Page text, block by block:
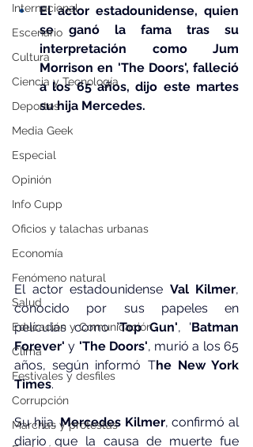
Internacional
Escenario
Cultura
Ciencia y Tecnología
Deportes
Media Geek
Especial
Opinión
Info Cupp
Oficios y talachas urbanas
Economía
Fenómeno natural
Salud
Educación y Comunicación
Clima
Festivales y desfiles
Corrupción
Marchas y protestas
El actor estadounidense, quien
se ganó la fama tras su
interpretación como Jum
Morrison en 'The Doors', falleció
a los 65 años, dijo este martes
su hija Mercedes.
El actor estadounidense Val Kilmer,
conocido por sus papeles en
películas como 'Top Gun', 'Batman
Forever' y 'The Doors', murió a los 65
años, según informó The New York
Times.
Su hija, Mercedes Kilmer, confirmó al
diario que la causa de muerte fue